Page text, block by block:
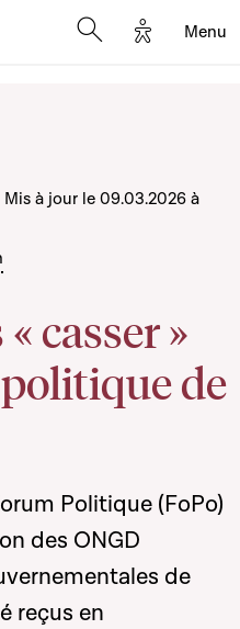
Options
Menu
casser »
de
Mis à jour le 09.03.2026 à
Politique (FoPo)
des ONGD
de
reçus en